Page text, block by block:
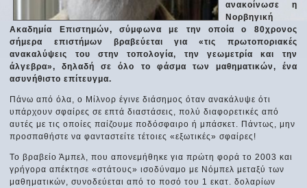
ανακοίνωσε η
Νορβηγική
Ακαδημία Επιστημών, σύμφωνα με την οποία ο 80χρονος
σήμερα επιστήμων βραβεύεται για «τις πρωτοποριακές
ανακαλύψεις του στην τοπολογία, την γεωμετρία και την
άλγεβρα», δηλαδή σε όλο το φάσμα των μαθηματικών, ένα
ασυνήθιστο επίτευγμα.
Πάνω από όλα, ο Μίλνορ έγινε διάσημος όταν ανακάλυψε ότι
υπάρχουν σφαίρες σε επτά διαστάσεις, πολύ διαφορετικές από
αυτές με τις οποίες παίζουμε ποδόσφαιρο ή μπάσκετ. Πάντως, μην
προσπαθήστε να φανταστείτε τέτοιες «εξωτικές» σφαίρες!
Το βραβείο Άμπελ, που απονεμήθηκε για πρώτη φορά το 2003 και
γρήγορα απέκτησε «στάτους» ισοδύναμο με Νόμπελ μεταξύ των
μαθηματικών, συνοδεύεται από το ποσό του 1 εκατ. δολαρίων